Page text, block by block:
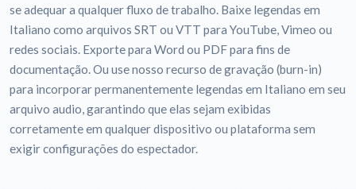
se adequar a qualquer fluxo de trabalho. Baixe legendas em
Italiano como arquivos SRT ou VTT para YouTube, Vimeo ou
redes sociais. Exporte para Word ou PDF para fins de
documentação. Ou use nosso recurso de gravação (burn-in)
para incorporar permanentemente legendas em Italiano em seu
arquivo audio, garantindo que elas sejam exibidas
corretamente em qualquer dispositivo ou plataforma sem
exigir configurações do espectador.